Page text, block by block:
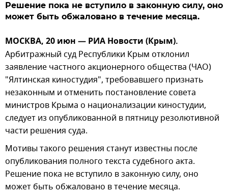
Решение пока не вступило в законную силу, оно
может быть обжаловано в течение месяца.
МОСКВА, 20 июн — РИА Новости (Крым).
Арбитражный суд Республики Крым отклонил
заявление частного акционерного общества (ЧАО)
"Ялтинская киностудия", требовавшего признать
незаконным и отменить постановление совета
министров Крыма о национализации киностудии,
следует из опубликованной в пятницу резолютивной
части решения суда.
Мотивы такого решения станут известны после
опубликования полного текста судебного акта.
Решение пока не вступило в законную силу, оно
может быть обжаловано в течение месяца.